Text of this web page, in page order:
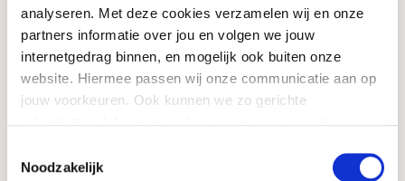
analyseren. Met deze cookies verzamelen wij en onze
partners informatie over jou en volgen we jouw
internetgedrag binnen, en mogelijk ook buiten onze
website. Hiermee passen wij onze communicatie aan op
jouw voorkeuren. Ook kunnen we zo gerichte
statement. Je kunt je toestemming ook altijd
wijzigen of
Noodzakelijk
publiceren.
Code Goed Bestuur
voldoen aan de
FIN Code Goed Bestuuren